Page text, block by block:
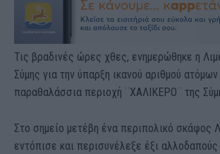
Τις βραδινές ώρες χθες, ενημερώθηκε η
Σύμης για την ύπαρξη ικανού αριθμού
παραθαλάσσια περιοχή ¨ΧΑΛΙΚΕΡΟ¨ της
Στο σημείο μετέβη ένα περιπολικό σκάφος
εντόπισε και περισυνέλεξε έξι